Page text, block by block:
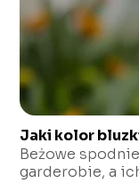
Jaki kolor
Beżowe
garderobie, a